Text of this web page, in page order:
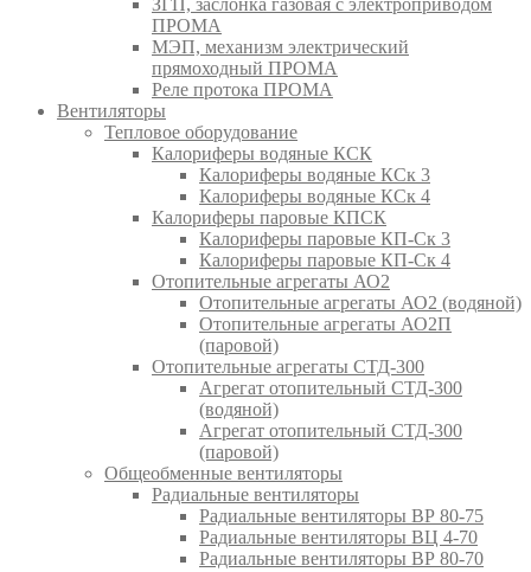
ЗГП, заслонка газовая с электроприводом
ПРОМА
МЭП, механизм электрический
прямоходный ПРОМА
Реле протока ПРОМА
Вентиляторы
Тепловое оборудование
Калориферы водяные КСК
Калориферы водяные КСк 3
Калориферы водяные КСк 4
Калориферы паровые КПСК
Калориферы паровые КП-Ск 3
Калориферы паровые КП-Ск 4
Отопительные агрегаты АО2
Отопительные агрегаты АО2 (водяной)
Отопительные агрегаты АО2П
(паровой)
Отопительные агрегаты СТД-300
Агрегат отопительный СТД-300
(водяной)
Агрегат отопительный СТД-300
(паровой)
Общеобменные вентиляторы
Радиальные вентиляторы
Радиальные вентиляторы ВР 80-75
Радиальные вентиляторы ВЦ 4-70
Радиальные вентиляторы ВР 80-70